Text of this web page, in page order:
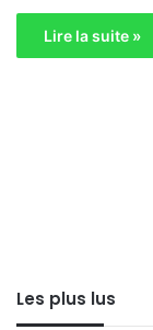
Lire la suite »
Les plus lus